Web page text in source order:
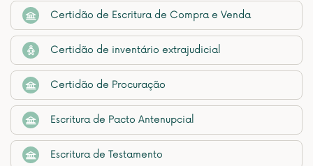
Certidão de Escritura de Compra e Venda
Certidão de inventário extrajudicial
Certidão de Procuração
Escritura de Pacto Antenupcial
Escritura de Testamento